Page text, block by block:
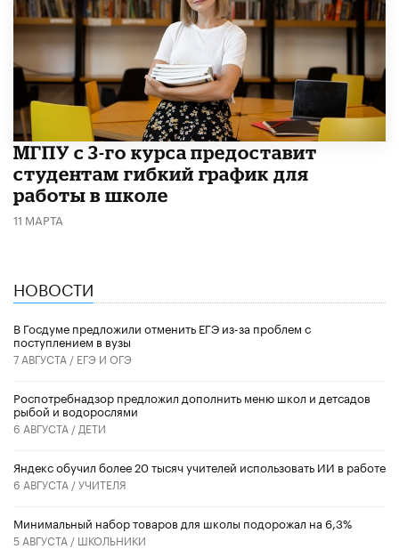
МГПУ с 3-го курса предоставит
студентам гибкий график для
работы в школе
11 МАРТА
НОВОСТИ
В Госдуме предложили отменить ЕГЭ из-за проблем с
поступлением в вузы
7 АВГУСТА / ЕГЭ И ОГЭ
Роспотребнадзор предложил дополнить меню школ и детсадов
рыбой и водорослями
6 АВГУСТА / ДЕТИ
​Яндекс обучил более 20 тысяч учителей использовать ИИ в работе
6 АВГУСТА /УЧИТЕЛЯ
Минимальный набор товаров для школы подорожал на 6,3%
5 АВГУСТА / ШКОЛЬНИКИ